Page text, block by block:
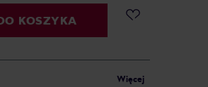
KOSZYKA
Więcej